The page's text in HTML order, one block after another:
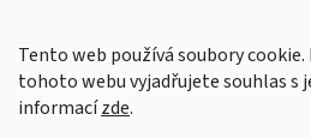
Tento web používá soubory
tohoto webu vyjadřujete souhlas s
informacízde.